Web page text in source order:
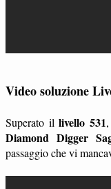
Video soluzione
Superato illivello 531
Diamond Digger
passaggio che vi